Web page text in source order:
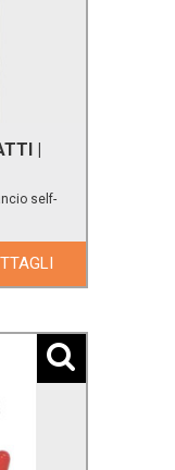
|
self-